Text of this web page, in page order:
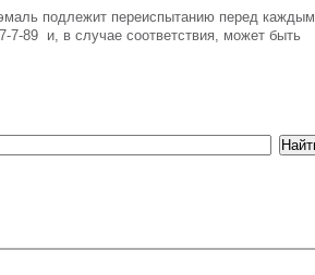
подлежит переиспытанию перед каждым
7-89 и, в случае соответствия, может быть